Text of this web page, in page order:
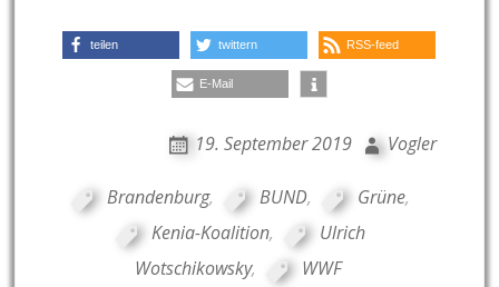
teilen twittern RSS-feed
E-Mail
19. September 2019 Vogler
Brandenburg, BUND, Grüne,
Kenia-Koalition,
Ulrich
Wotschikowsky, WWF